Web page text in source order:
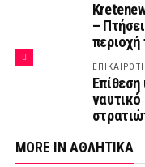
–
περιοχή
ναυτικό
MORE IN ΑΘΛΗΤΙΚΑ